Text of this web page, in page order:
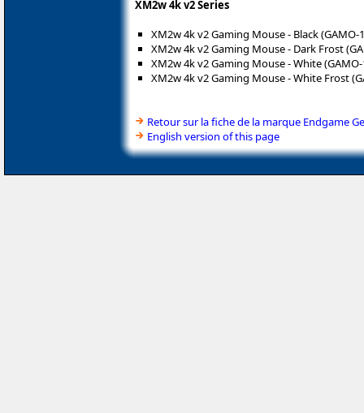
XM2w 4k v2 Series
XM2w 4k v2 Gaming Mouse - Black (GAMO-
XM2w 4k v2 Gaming Mouse - Dark Frost
XM2w 4k v2 Gaming Mouse - White
XM2w 4k v2 Gaming Mouse - White Frost
Retour sur la fiche de la marque Endgame
English version of this page